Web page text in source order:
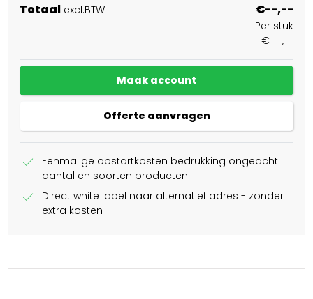
Totaal excl.BTW €--,--
Per stuk
€ --,--
Maak account
Offerte aanvragen
check
Eenmalige opstartkosten bedrukking ongeacht
aantal en soorten producten
check
Direct white label naar alternatief adres - zonder
extra kosten